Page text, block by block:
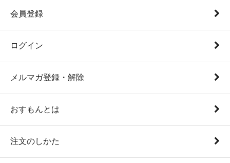
会員登録
ログイン
メルマガ登録・解除
おすもんとは
注文のしかた